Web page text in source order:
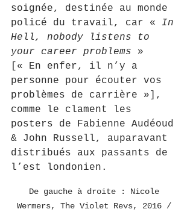
soignée, destinée au monde
policé du travail, car « In
Hell, nobody listens to
your career problems »
[« En enfer, il n’y a
personne pour écouter vos
problèmes de carrière »],
comme le clament les
posters de Fabienne Audéoud
& John Russell, auparavant
distribués aux passants de
l’est londonien.
De gauche à droite : Nicole
Wermers, The Violet Revs, 2016 /